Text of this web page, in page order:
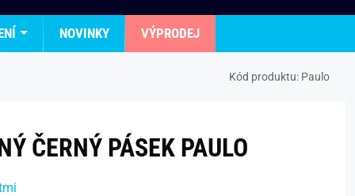
NOVINKY VÝPRODEJ
Kód produktu: Paulo
ČERNÝ PÁSEK PAULO